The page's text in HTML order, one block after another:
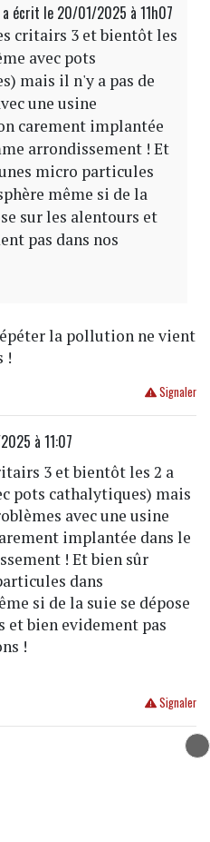
écrit le 20/01/2025 à 11h07
critairs 3 et bientôt les
avec pots
mais il n'y a pas de
une usine
carement implantée
arrondissement ! Et
micro particules
même si de la
sur les alentours et
pas dans nos
la pollution ne vient
!
Signaler
à 11:07
3 et bientôt les 2 a
pots cathalytiques) mais
avec une usine
implantée dans le
! Et bien sûr
dans
si de la suie se dépose
et bien evidement pas
!
Signaler